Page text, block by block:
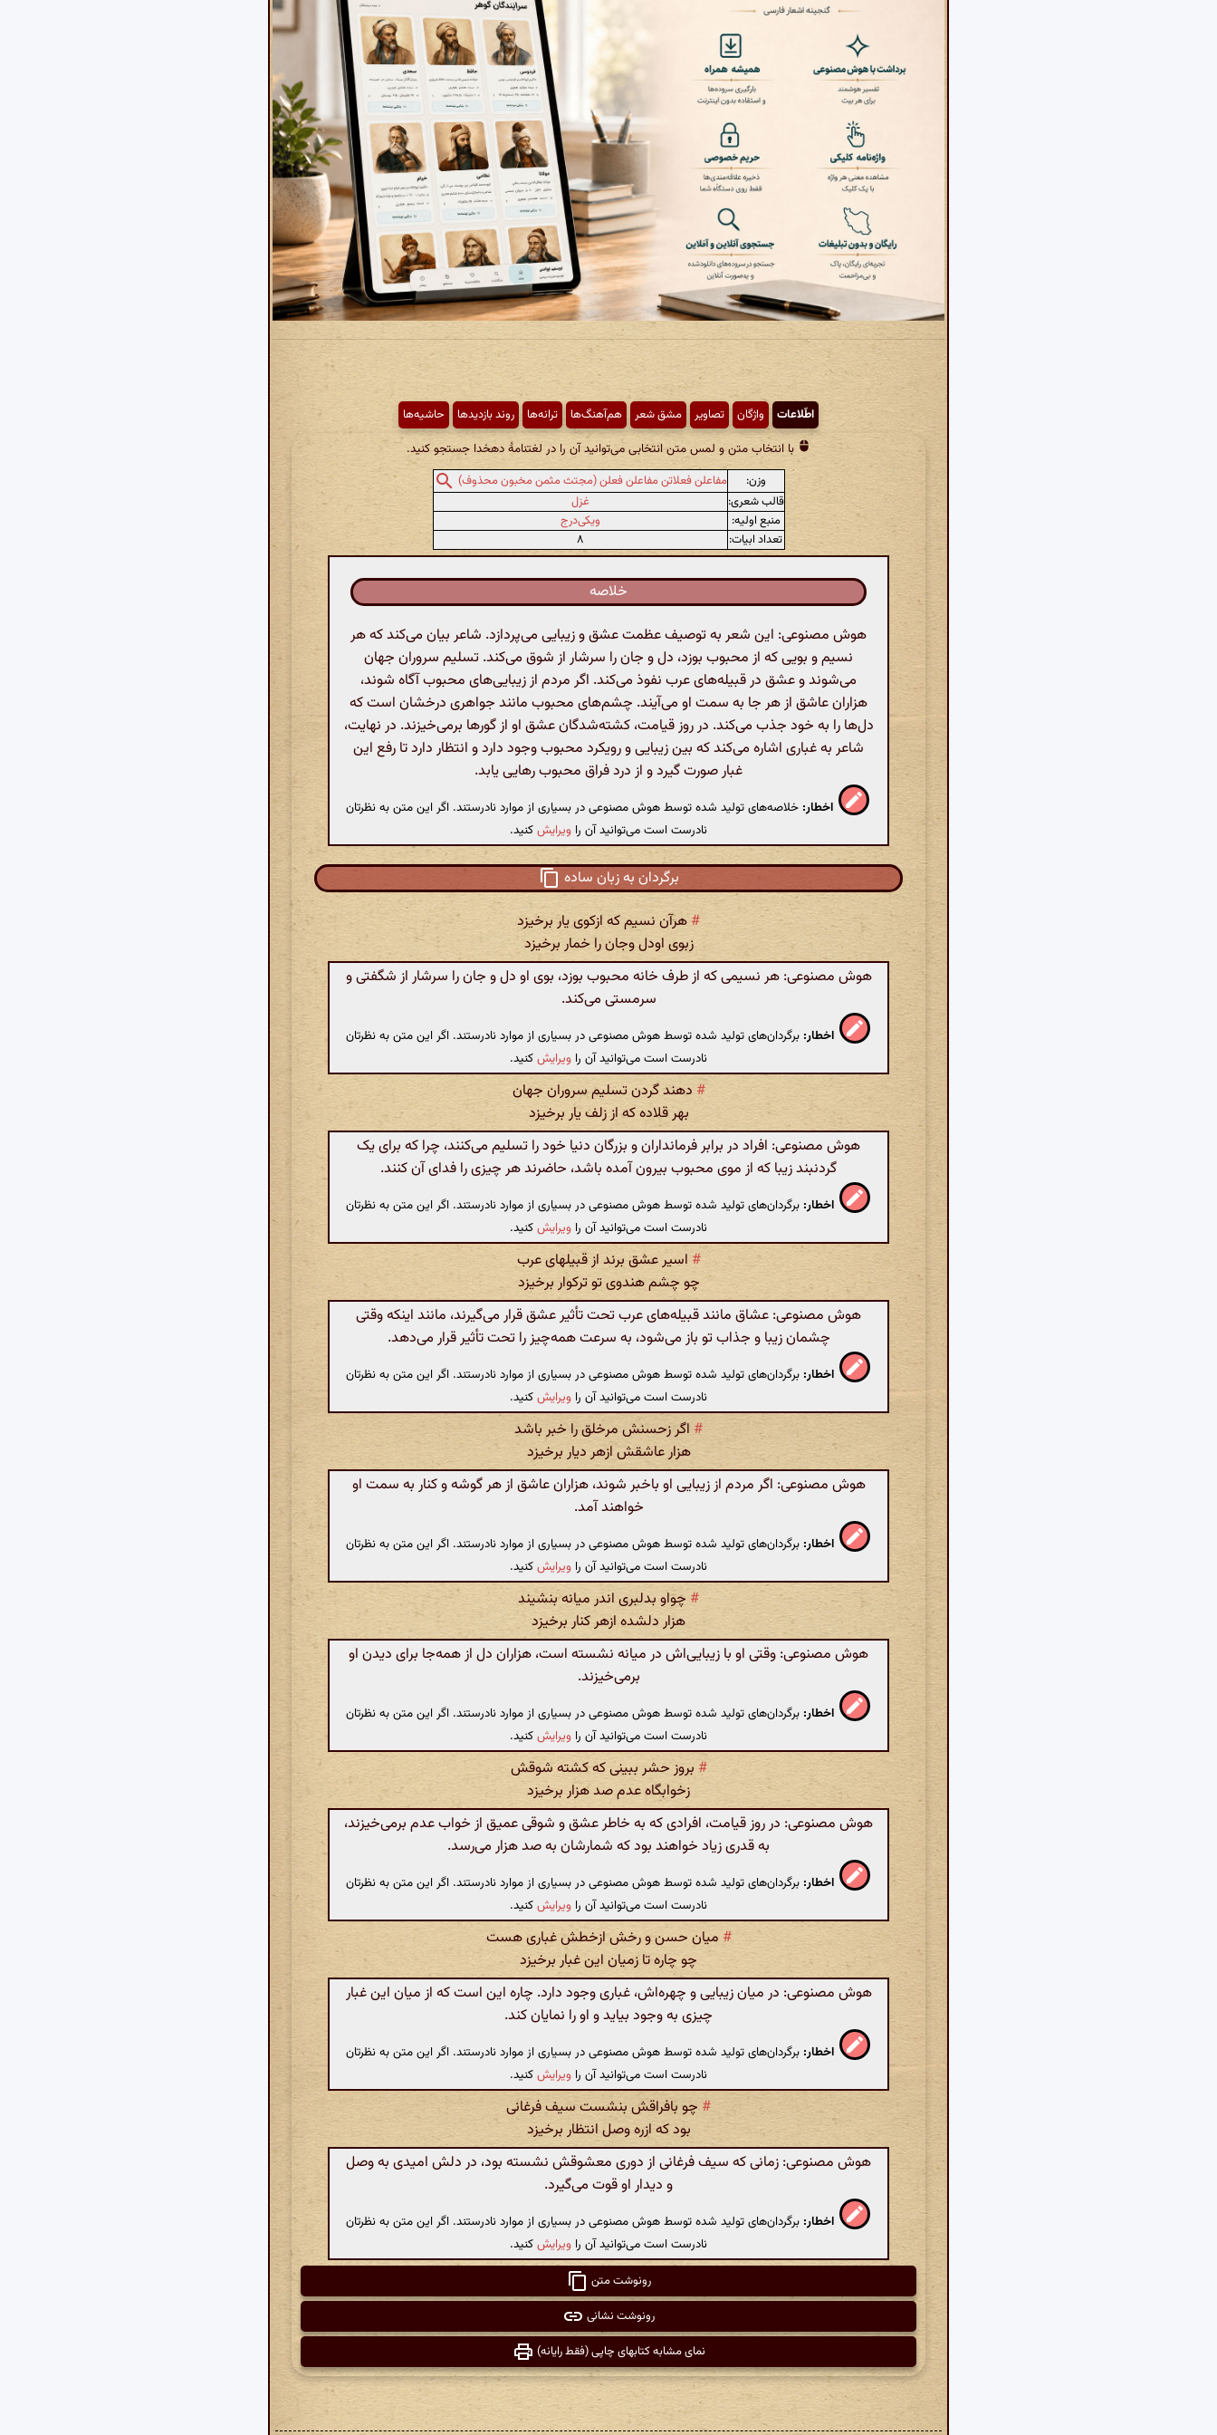
اطّلاعات واژگان تصاویر مشق شعر هم‌آهنگ‌ها ترانه‌ها روند بازدیدها حاشیه‌ها
با انتخاب متن و لمس متن انتخابی می‌توانید آن را در لغتنامهٔ دهخدا جستجو کنید.
وزن:
مفاعلن فعلاتن مفاعلن فعلن (مجتث مثمن مخبون محذوف)
قالب شعری:
غزل
منبع اولیه:
ویکی‌درج
تعداد ابیات:
۸
خلاصه
هوش مصنوعی: این شعر به توصیف عظمت عشق و زیبایی می‌پردازد. شاعر بیان می‌کند که هر
نسیم و بویی که از محبوب بوزد، دل و جان را سرشار از شوق می‌کند. تسلیم سروران جهان
می‌شوند و عشق در قبیله‌های عرب نفوذ می‌کند. اگر مردم از زیبایی‌های محبوب آگاه شوند،
هزاران عاشق از هر جا به سمت او می‌آیند. چشم‌های محبوب مانند جواهری درخشان است که
دل‌ها را به خود جذب می‌کند. در روز قیامت، کشته‌شدگان عشق او از گورها برمی‌خیزند. در نهایت،
شاعر به غباری اشاره می‌کند که بین زیبایی و رویکرد محبوب وجود دارد و انتظار دارد تا رفع این
غبار صورت گیرد و از درد فراق محبوب رهایی یابد.
اخطار: خلاصه‌های تولید شده توسط هوش مصنوعی در بسیاری از موارد نادرستند. اگر این متن به نظرتان
نادرست است می‌توانید آن را ویرایشکنید.
برگردان به زبان ساده
# هرآن نسیم که ازکوی یار برخیزد
زبوی اودل وجان را خمار برخیزد
هوش مصنوعی: هر نسیمی که از طرف خانه محبوب بوزد، بوی او دل و جان را سرشار از شگفتی و
سرمستی می‌کند.
اخطار: برگردان‌های تولید شده توسط هوش مصنوعی در بسیاری از موارد نادرستند. اگر این متن به نظرتان
نادرست است می‌توانید آن را ویرایشکنید.
# دهند گردن تسلیم سروران جهان
بهر قلاده که از زلف یار برخیزد
هوش مصنوعی: افراد در برابر فرمانداران و بزرگان دنیا خود را تسلیم می‌کنند، چرا که برای یک
گردنبند زیبا که از موی محبوب بیرون آمده باشد، حاضرند هر چیزی را فدای آن کنند.
اخطار: برگردان‌های تولید شده توسط هوش مصنوعی در بسیاری از موارد نادرستند. اگر این متن به نظرتان
نادرست است می‌توانید آن را ویرایشکنید.
# اسیر عشق برند از قبیلهای عرب
چو چشم هندوی تو ترکوار برخیزد
هوش مصنوعی: عشاق مانند قبیله‌های عرب تحت تأثیر عشق قرار می‌گیرند، مانند اینکه وقتی
چشمان زیبا و جذاب تو باز می‌شود، به سرعت همه‌چیز را تحت تأثیر قرار می‌دهد.
اخطار: برگردان‌های تولید شده توسط هوش مصنوعی در بسیاری از موارد نادرستند. اگر این متن به نظرتان
نادرست است می‌توانید آن را ویرایشکنید.
# اگر زحسنش مرخلق را خبر باشد
هزار عاشقش ازهر دیار برخیزد
هوش مصنوعی: اگر مردم از زیبایی او باخبر شوند، هزاران عاشق از هر گوشه و کنار به سمت او
خواهند آمد.
اخطار: برگردان‌های تولید شده توسط هوش مصنوعی در بسیاری از موارد نادرستند. اگر این متن به نظرتان
نادرست است می‌توانید آن را ویرایشکنید.
# چواو بدلبری اندر میانه بنشیند
هزار دلشده ازهر کنار برخیزد
هوش مصنوعی: وقتی او با زیبایی‌اش در میانه نشسته است، هزاران دل از همه‌جا برای دیدن او
برمی‌خیزند.
اخطار: برگردان‌های تولید شده توسط هوش مصنوعی در بسیاری از موارد نادرستند. اگر این متن به نظرتان
نادرست است می‌توانید آن را ویرایشکنید.
# بروز حشر ببینی که کشته شوقش
زخوابگاه عدم صد هزار برخیزد
هوش مصنوعی: در روز قیامت، افرادی که به خاطر عشق و شوقی عمیق از خواب عدم برمی‌خیزند،
به قدری زیاد خواهند بود که شمارشان به صد هزار می‌رسد.
اخطار: برگردان‌های تولید شده توسط هوش مصنوعی در بسیاری از موارد نادرستند. اگر این متن به نظرتان
نادرست است می‌توانید آن را ویرایشکنید.
# میان حسن و رخش ازخطش غباری هست
چو چاره تا زمیان این غبار برخیزد
هوش مصنوعی: در میان زیبایی و چهره‌اش، غباری وجود دارد. چاره این است که از میان این غبار
چیزی به وجود بیاید و او را نمایان کند.
اخطار: برگردان‌های تولید شده توسط هوش مصنوعی در بسیاری از موارد نادرستند. اگر این متن به نظرتان
نادرست است می‌توانید آن را ویرایشکنید.
# چو بافراقش بنشست سیف فرغانی
بود که ازره وصل انتظار برخیزد
هوش مصنوعی: زمانی که سیف فرغانی از دوری معشوقش نشسته بود، در دلش امیدی به وصل
و دیدار او قوت می‌گیرد.
اخطار: برگردان‌های تولید شده توسط هوش مصنوعی در بسیاری از موارد نادرستند. اگر این متن به نظرتان
نادرست است می‌توانید آن را ویرایشکنید.
رونوشت متن
رونوشت نشانی
نمای مشابه کتابهای چاپی (فقط رایانه)